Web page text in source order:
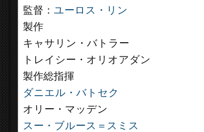
監督： ユーロス・リン
製作
キャサリン・バトラー
トレイシー・オリオアダン
製作総指揮
ダニエル・バトセク
オリー・マッデン
スー・ブルース＝スミス